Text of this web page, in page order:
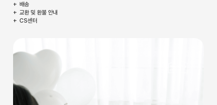
배송
교환 및 환불 안내
CS센터